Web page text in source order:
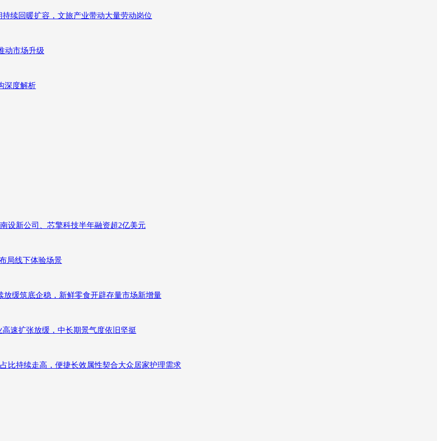
续回暖扩容，文旅产业带动大量劳动岗位
动市场升级
深度解析
设新公司、芯擎科技半年融资超2亿美元
局线下体验场景
缓筑底企稳，新鲜零食开辟存量市场新增量
速扩张放缓，中长期景气度依旧坚挺
比持续走高，便捷长效属性契合大众居家护理需求